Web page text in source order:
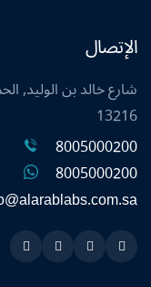
الإتصال
شارع خالد بن الوليد,
13216
8005000200
8005000200
Snapchat
Twitter
Linkedin